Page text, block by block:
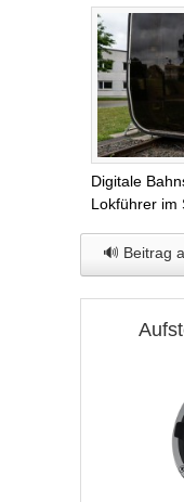
Digitale
Lokführer im
🔊 Beitrag